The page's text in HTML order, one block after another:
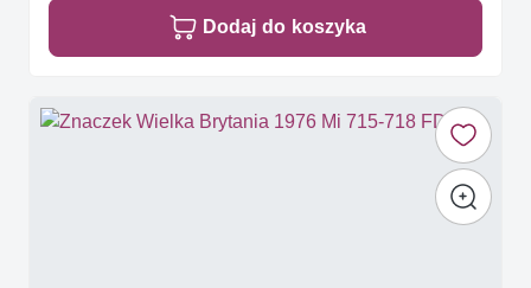
Dodaj do koszyka